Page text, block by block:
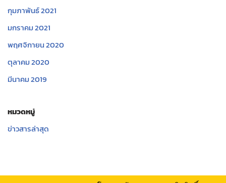
กุมภาพันธ์ 2021
มกราคม 2021
พฤศจิกายน 2020
ตุลาคม 2020
มีนาคม 2019
หมวดหมู่
ข่าวสารล่าสุด